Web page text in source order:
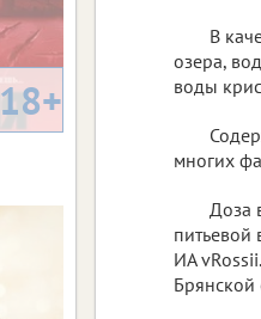
В
озера,
воды
многих
Доза
питьевой
ИА
Брянской
18+